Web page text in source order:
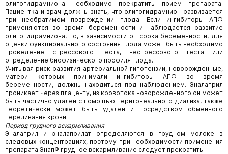
олигогидрамниона необходимо прекратить прием препарата.
Пациентка и врач должны знать, что олигогидрамнион развивается
при необратимом повреждении плода. Если ингибиторы АПФ
применяются во время беременности и наблюдается развитие
олигогидрамниона, то, в зависимости от срока беременности, для
оценки функционального состояния плода может быть необходимо
проведение стрессового теста, нестрессового теста или
определение биофизического профиля плода.
Учитывая риск развития артериальной гипотензии, новорожденные,
матери которых принимали ингибиторы АПФ во время
беременности, должны находиться под наблюдением. Эналаприл
проникает через плаценту, из кровотока новорожденного он может
быть частично удален с помощью перитонеального диализа, также
теоретически может быть удален и посредством обменного
переливания крови.
Период грудного вскармливания
Эналаприл и эналаприлат определяются в грудном молоке в
следовых концентрациях, поэтому при необходимости применения
препарата Энап® грудное вскармливание следует прекратить.